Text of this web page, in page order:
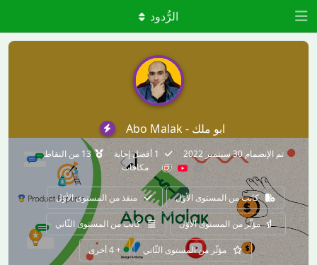
ابو ملك - Abo Malak
تم الإنضمام 30 سبتمبر 2022 1أفضل إجابة 13 من النقاط
مكافآت
كاتب من المستوى الأوّل منقذ من المستوى الأوّل
مؤثّر من المستوى الأوّل كاتب من المستوى الثّاني
مؤثّر من المستوى الثّاني +
4أخرى
الرُّدود